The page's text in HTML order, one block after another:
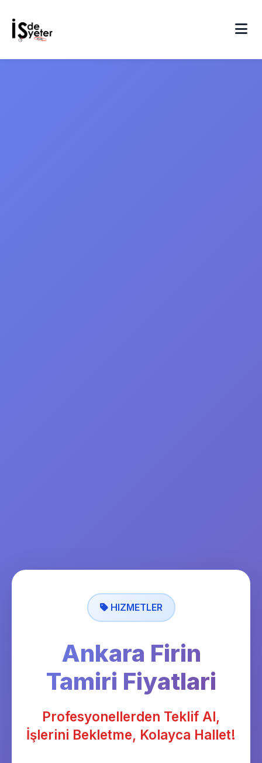
HIZMETLER
Ankara Firin
Tamiri Fiyatlari
Profesyonellerden Teklif Al,
İşlerini Bekletme, Kolayca Hallet!